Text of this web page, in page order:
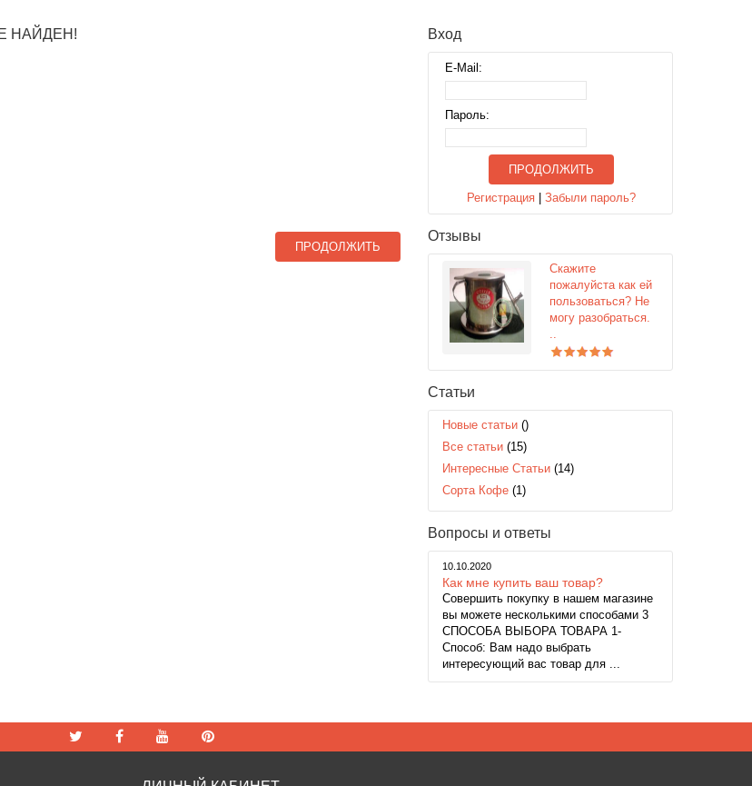
НАЙДЕН!
ПРОДОЛЖИТЬ
Вход
E-Mail:
Пароль:
ПРОДОЛЖИТЬ
Регистрация |Забыли пароль?
Отзывы
Скажите
пожалуйста как ей
пользоваться? Не
могу разобраться.
..
Статьи
Новые статьи ()
Все статьи (15)
Интересные Статьи (14)
Сорта Кофе (1)
Вопросы и ответы
10.10.2020
Как мне купить ваш товар?
Совершить покупку в нашем магазине
вы можете несколькими способами 3
СПОСОБА ВЫБОРА ТОВАРА 1-
Способ: Вам надо выбрать
интересующий вас товар для ...